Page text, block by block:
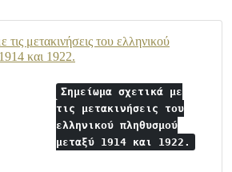
μετακινήσεις του ελληνικού
και 1922.
Σημείωμα σχετικά με
τις μετακινήσεις του
ελληνικού πληθυσμού
μεταξύ 1914 και 1922.